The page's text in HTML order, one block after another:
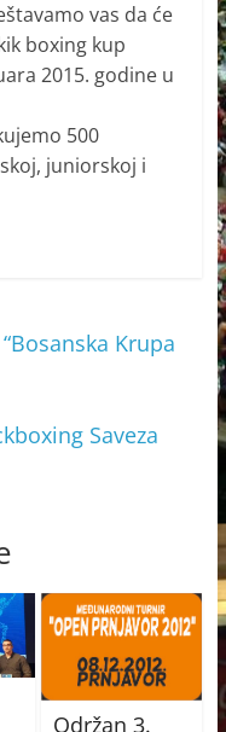
vas da će
boxing kup
2015. godine u
500
juniorskoj i
Krupa
Saveza
Održan 3.